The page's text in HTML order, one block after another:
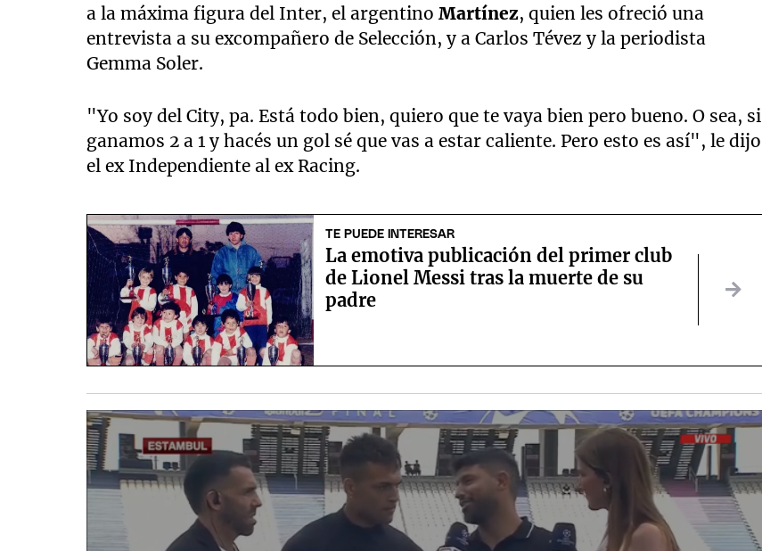
a la máxima figura del Inter, el argentinoMartínez, quien les ofreció una
entrevista a su excompañero de Selección, y a Carlos Tévez y la periodista
Gemma Soler.
"Yo soy del City, pa. Está todo bien, quiero que te vaya bien pero bueno. O sea, si
ganamos 2 a 1 y hacés un gol sé que vas a estar caliente. Pero esto es así", le dijo
el ex Independiente al ex Racing.
TE PUEDE INTERESAR
La emotiva publicación del primer club
de Lionel Messi tras la muerte de su
padre